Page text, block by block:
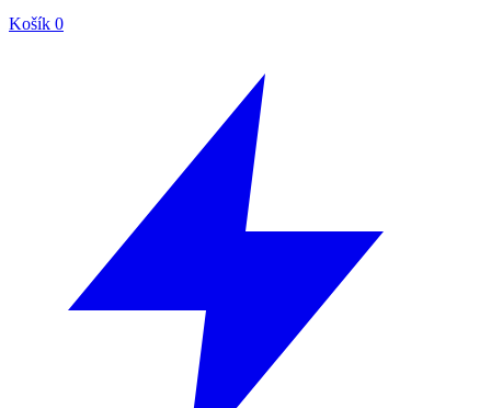
Košík 0